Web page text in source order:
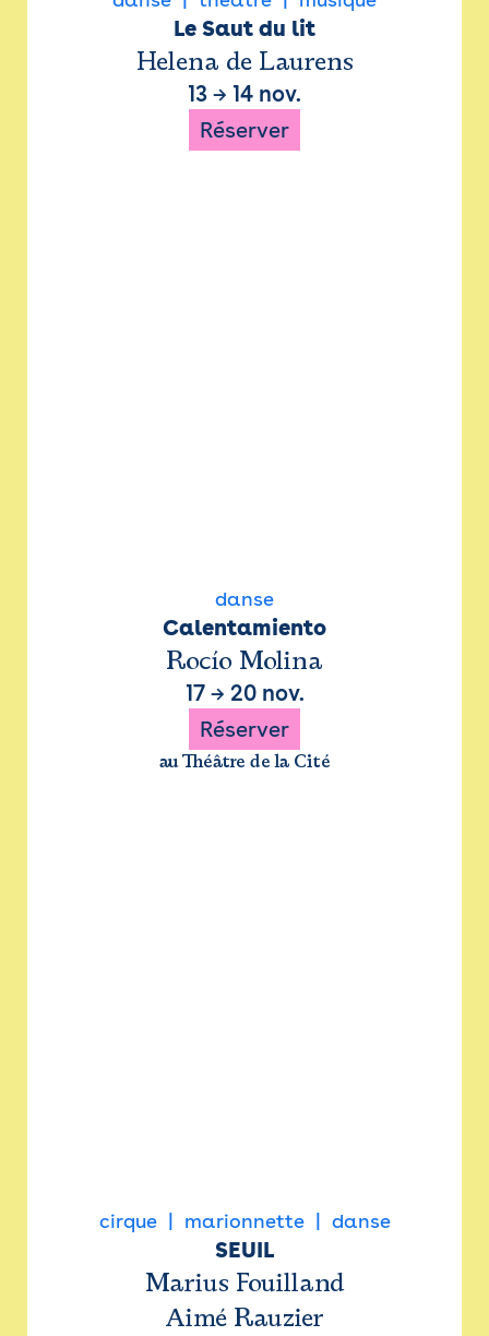
Le Saut du lit
Helena de Laurens
13 → 14 nov.
Réserver
danse
Calentamiento
Rocío Molina
17→ 20 nov.
Réserver
au Théâtre de la Cité
cirque marionnette danse
SEUIL
Marius Fouilland
Aimé Rauzier